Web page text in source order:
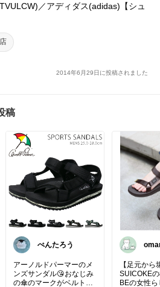
／アディダス(adidas)【シュ
2014年6月29日に投稿されました
稿
ぺんたろう
アーノルドパーマーのメ
ンズサンダル😘おなじみ
の傘のマークがベルトに
らし
【足元か
SUICOKE
BEの女性